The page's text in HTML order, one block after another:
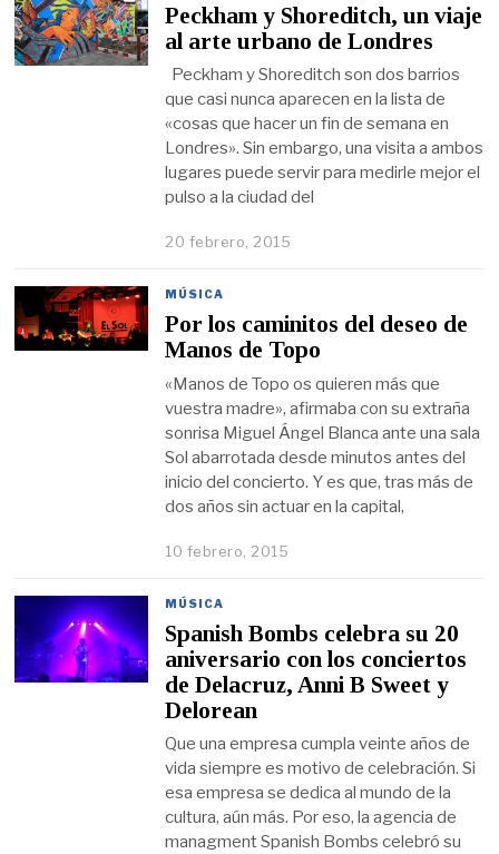
Peckham y Shoreditch, un viaje
al arte urbano de Londres
Peckham y Shoreditch son dos barrios
que casi nunca aparecen en la lista de
«cosas que hacer un fin de semana en
Londres». Sin embargo, una visita a ambos
lugares puede servir para medirle mejor el
pulso a la ciudad del
20 febrero, 2015
MÚSICA
Por los caminitos del deseo de
Manos de Topo
«Manos de Topo os quieren más que
vuestra madre», afirmaba con su extraña
sonrisa Miguel Ángel Blanca ante una sala
Sol abarrotada desde minutos antes del
inicio del concierto. Y es que, tras más de
dos años sin actuar en la capital,
10 febrero, 2015
MÚSICA
Spanish Bombs celebra su 20
aniversario con los conciertos
de Delacruz, Anni B Sweet y
Delorean
Que una empresa cumpla veinte años de
vida siempre es motivo de celebración. Si
esa empresa se dedica al mundo de la
cultura, aún más. Por eso, la agencia de
managment Spanish Bombs celebró su